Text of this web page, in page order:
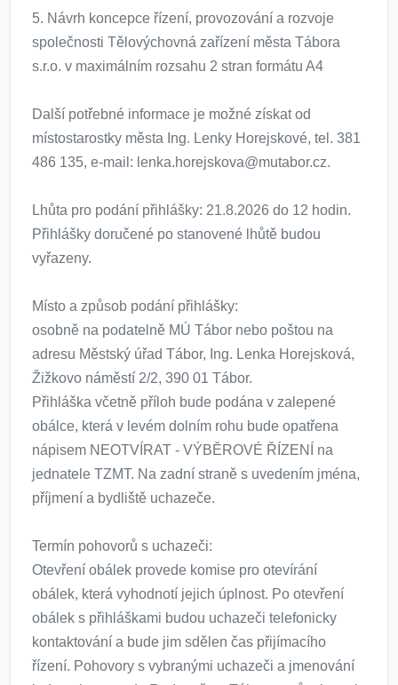
5. Návrh koncepce řízení, provozování a rozvoje
společnosti Tělovýchovná zařízení města Tábora
s.r.o. v maximálním rozsahu 2 stran formátu A4
Další potřebné informace je možné získat od
místostarostky města Ing. Lenky Horejskové, tel. 381
486 135, e-mail: lenka.horejskova@mutabor.cz.
Lhůta pro podání přihlášky: 21.8.2026 do 12 hodin.
Přihlášky doručené po stanovené lhůtě budou
vyřazeny.
Místo a způsob podání přihlášky:
osobně na podatelně MÚ Tábor nebo poštou na
adresu Městský úřad Tábor, Ing. Lenka Horejsková,
Žižkovo náměstí 2/2, 390 01 Tábor.
Přihláška včetně příloh bude podána v zalepené
obálce, která v levém dolním rohu bude opatřena
nápisem NEOTVÍRAT - VÝBĚROVÉ ŘÍZENÍ na
jednatele TZMT. Na zadní straně s uvedením jména,
příjmení a bydliště uchazeče.
Termín pohovorů s uchazeči:
Otevření obálek provede komise pro otevírání
obálek, která vyhodnotí jejich úplnost. Po otevření
obálek s přihláškami budou uchazeči telefonicky
kontaktování a bude jim sdělen čas přijímacího
řízení. Pohovory s vybranými uchazeči a jmenování